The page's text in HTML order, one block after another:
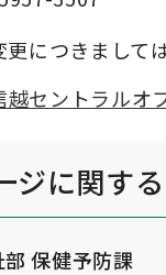
につきまして
越セントラルオ
ジに関する
保健予防課